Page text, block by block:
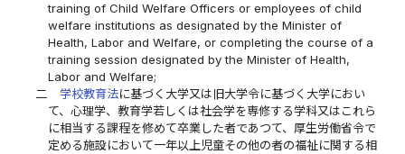
training of Child Welfare Officers or employees of child
welfare institutions as designated by the Minister of
Health, Labor and Welfare, or completing the course of a
training session designated by the Minister of Health,
Labor and Welfare;
二
学校教育法に基づく大学又は旧大学令に基づく大学におい
て、心理学、教育学若しくは社会学を専修する学科又はこれら
に相当する課程を修めて卒業した者であつて、厚生労働省令で
定める施設において一年以上児童その他の者の福祉に関する相